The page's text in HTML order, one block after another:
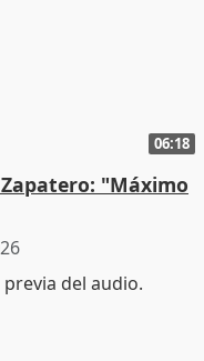
06:18
"Máximo